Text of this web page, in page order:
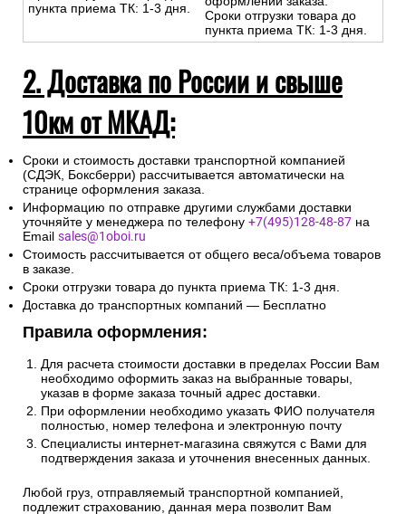
пункта приема ТК: 1-3 дня.
Сроки отгрузки товара до
пункта приема ТК: 1-3 дня.
2. Доставка по России и свыше
10км от МКАД:
Сроки и стоимость доставки транспортной компанией
(СДЭК, Боксберри) рассчитывается автоматически на
странице оформления заказа.
Информацию по отправке другими службами доставки
уточняйте у менеджера по телефону +7(495)128-48-87 на
Email sales@1oboi.ru
Стоимость рассчитывается от общего веса/объема товаров
в заказе.
Сроки отгрузки товара до пункта приема ТК: 1-3 дня.
Доставка до транспортных компаний — Бесплатно
Правила оформления:
Для расчета стоимости доставки в пределах России Вам
необходимо оформить заказ на выбранные товары,
указав в форме заказа точный адрес доставки.
При оформлении необходимо указать ФИО получателя
полностью, номер телефона и электронную почту
Специалисты интернет-магазина свяжутся с Вами для
подтверждения заказа и уточнения внесенных данных.
Любой груз, отправляемый транспортной компанией,
подлежит страхованию, данная мера позволит Вам